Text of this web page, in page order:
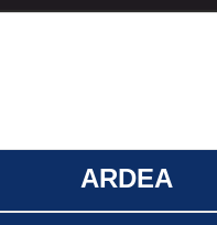
ARDEA